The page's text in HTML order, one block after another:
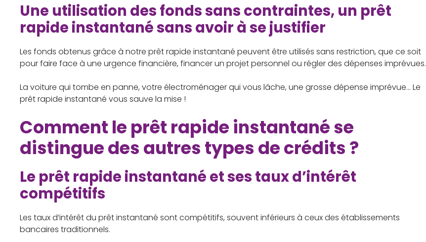
Une utilisation des fonds sans contraintes, un prêt
rapide instantané sans avoir à se justifier
Les fonds obtenus grâce à notre prêt rapide instantané peuvent être utilisés sans restriction, que ce soit
pour faire face à une urgence financière, financer un projet personnel ou régler des dépenses imprévues.
La voiture qui tombe en panne, votre électroménager qui vous lâche, une grosse dépense imprévue… Le
prêt rapide instantané vous sauve la mise !
Comment le prêt rapide instantané se
distingue des autres types de crédits ?
Le prêt rapide instantané et ses taux d’intérêt
compétitifs
Les taux d’intérêt du prêt instantané sont compétitifs, souvent inférieurs à ceux des établissements
bancaires traditionnels.